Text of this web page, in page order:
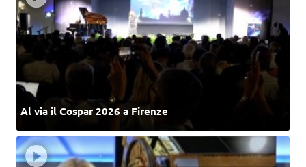
Al via il Cospar 2026 a Firenze